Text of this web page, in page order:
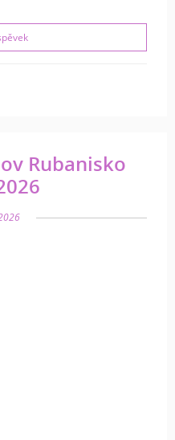
Rubanisko